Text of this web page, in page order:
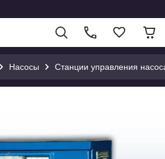
Насосы Станции управления